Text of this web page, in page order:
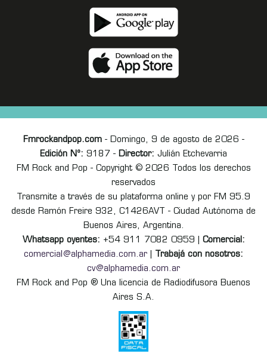
Fmrockandpop.com- Domingo, 9 de agosto de 2026 -
Edición Nº: 9187 - Director: Julián Etchevarria
FM Rock and Pop - Copyright © 2026 Todos los derechos
reservados
Transmite a través de su plataforma online y por FM 95.9
desde Ramón Freire 932, C1426AVT - Ciudad Autónoma de
Buenos Aires, Argentina.
Whatsapp oyentes: +54 911 7082 0959 | Comercial:
comercial@alphamedia.com.ar
Trabajá con nosotros:
cv@alphamedia.com.ar
FM Rock and Pop ® Una licencia de Radiodifusora Buenos
Aires S.A.